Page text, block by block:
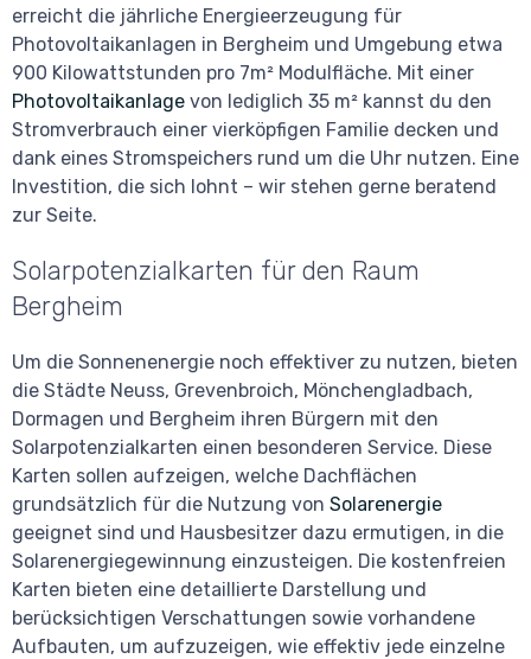
erreicht die jährliche Energieerzeugung für
Photovoltaikanlagen in Bergheim und Umgebung etwa
900 Kilowattstunden pro 7m² Modulfläche. Mit einer
Photovoltaikanlage von lediglich 35 m² kannst du den
Stromverbrauch einer vierköpfigen Familie decken und
dank eines Stromspeichers rund um die Uhr nutzen. Eine
Investition, die sich lohnt – wir stehen gerne beratend
zur Seite.
Solarpotenzialkarten für den Raum
Bergheim
Um die Sonnenenergie noch effektiver zu nutzen, bieten
die Städte Neuss, Grevenbroich, Mönchengladbach,
Dormagen und Bergheim ihren Bürgern mit den
Solarpotenzialkarten einen besonderen Service. Diese
Karten sollen aufzeigen, welche Dachflächen
grundsätzlich für die Nutzung von Solarenergie
geeignet sind und Hausbesitzer dazu ermutigen, in die
Solarenergiegewinnung einzusteigen. Die kostenfreien
Karten bieten eine detaillierte Darstellung und
berücksichtigen Verschattungen sowie vorhandene
Aufbauten, um aufzuzeigen, wie effektiv jede einzelne